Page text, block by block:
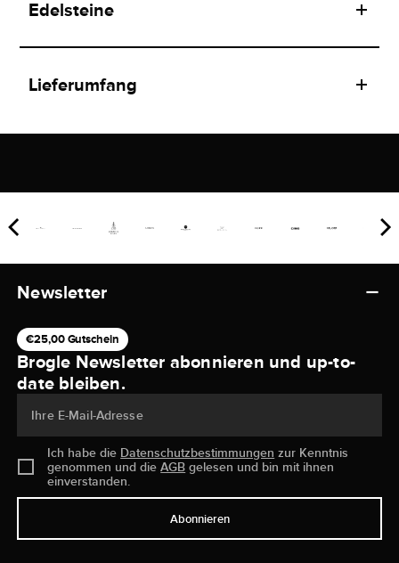
Edelsteine
Lieferumfang
Newsletter
€25,00 Gutschein
Brogle Newsletter abonnieren und up-to-
date bleiben.
Ihre E-Mail-Adresse
Ich habe die Datenschutzbestimmungen zur Kenntnis
genommen und dieAGB gelesen und bin mit ihnen
einverstanden.
Abonnieren